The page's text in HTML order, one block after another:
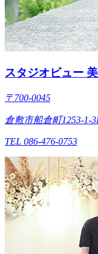
スタジオビュー
〒700-0045
倉敷市船倉町1253-1-
TEL 086-476-0753